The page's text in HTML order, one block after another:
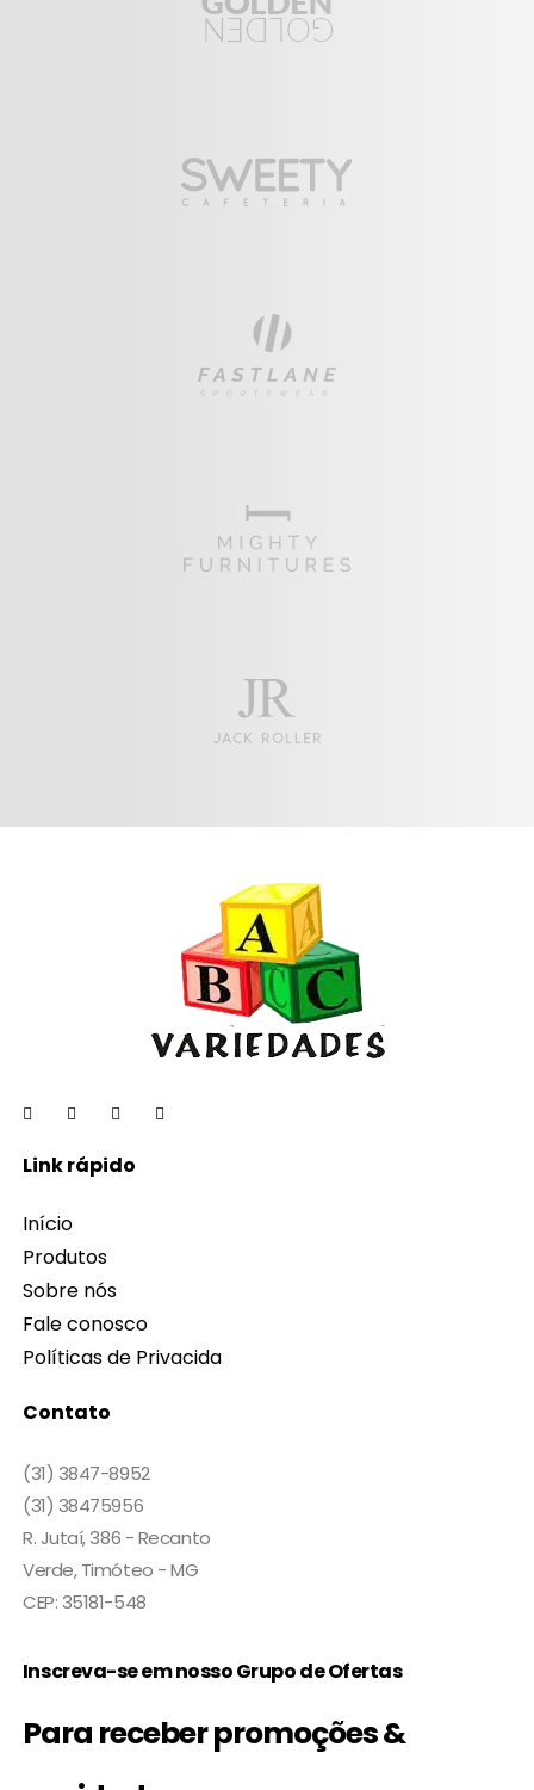
Link rápido
Início
Produtos
Sobre nós
Fale conosco
Políticas de Privacida
Contato
(31) 3847-8952
(31) 38475956
R. Jutaí, 386 - Recanto
Verde, Timóteo - MG
CEP: 35181-548
Inscreva-se em nosso Grupo de Ofertas
Para receber promoções &